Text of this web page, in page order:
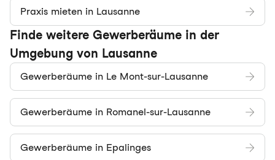
Praxis mieten in Lausanne
Finde weitere Gewerberäume in der
Umgebung von Lausanne
Gewerberäume in Le Mont-sur-Lausanne
Gewerberäume in Romanel-sur-Lausanne
Gewerberäume in Epalinges